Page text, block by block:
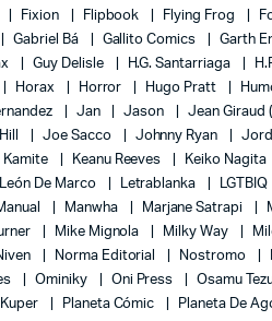
Fixion Flipbook Flying Frog
Gabriel Bá Gallito Comics Garth
Guy Delisle H.G. Santarriaga
Horax Horror Hugo Pratt
Jan Jason Jean Giraud
Joe Sacco Johnny Ryan
Kamite Keanu Reeves Keiko Nagita
León De Marco Letrablanka LGTBIQ
Manwha Marjane Satrapi
Mike Mignola Milky Way
Norma Editorial Nostromo
Ominiky Oni Press Osamu
Planeta Cómic Planeta De